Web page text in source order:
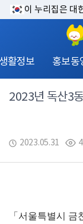
이 누리집은 대
활정보 홍보동
2023년 독산3
2023.05.31
「서울특별시